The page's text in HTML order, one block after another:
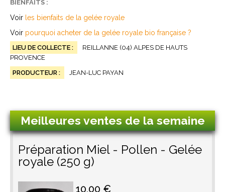
BIENFAITS :
Voir les bienfaits de la gelée royale
Voir pourquoi acheter de la gelée royale bio française ?
LIEU DE COLLECTE :
REILLANNE (04) ALPES DE HAUTS
PROVENCE
PRODUCTEUR :
JEAN-LUC PAYAN
Meilleures ventes de la semaine
Préparation Miel - Pollen - Gelée
royale (250 g)
10,00 €